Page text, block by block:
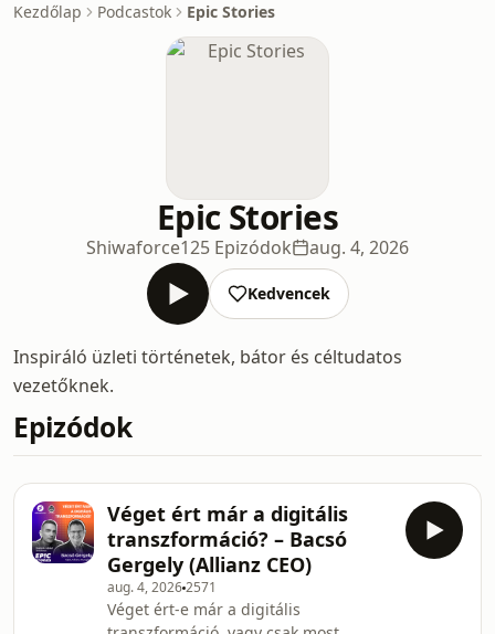
Kezdőlap Podcastok Epic Stories
Epic Stories
Shiwaforce125 Epizódok aug. 4, 2026
Kedvencek
Inspiráló üzleti történetek, bátor és céltudatos
vezetőknek.
Epizódok
Véget ért már a digitális
transzformáció? – Bacsó
Gergely (Allianz CEO)
aug. 4, 20262571
Véget ért-e már a digitális